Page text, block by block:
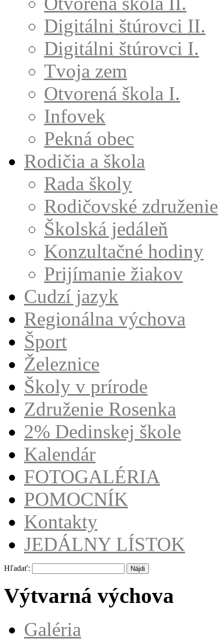
Digitálni štúrovci II.
Digitálni štúrovci I.
Tvoja zem
Otvorená škola I.
Infovek
Pekná obec
Rodičia a škola
Rada školy
Rodičovské združenie
Školská jedáleň
Konzultačné hodiny
Prijímanie žiakov
Cudzí jazyk
Regionálna výchova
Šport
Železnice
Školy v prírode
Združenie Rosenka
2% Dedinskej škole
Kalendár
FOTOGALÉRIA
POMOCNÍK
Kontakty
JEDÁLNY LÍSTOK
Hľadať:
Výtvarná výchova
Galéria